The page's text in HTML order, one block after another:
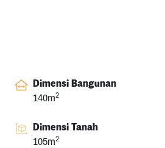
Dimensi Bangunan
140m2
Dimensi Tanah
105m2